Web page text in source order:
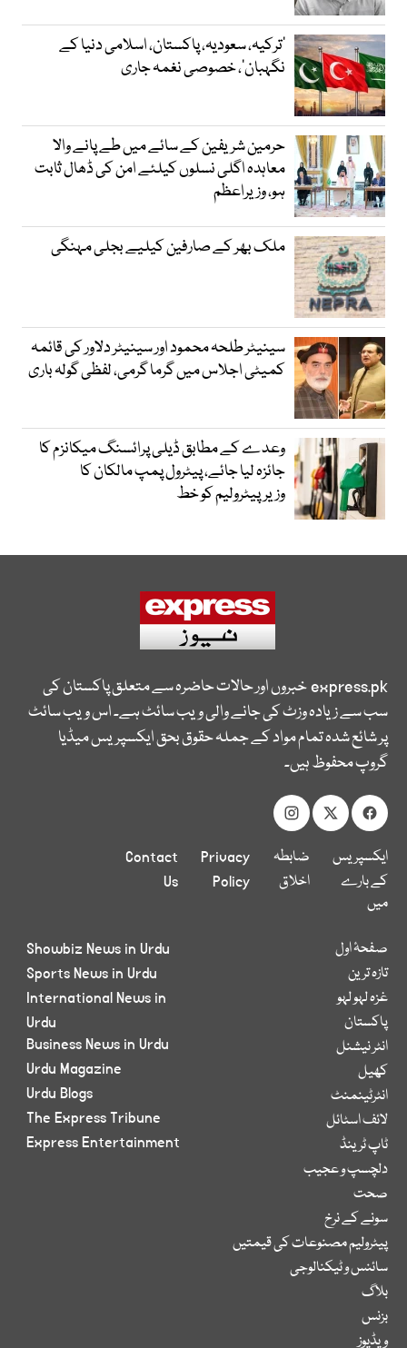
‘ترکیہ، سعودیہ، پاکستان، اسلامی دنیا کے
نگہبان’، خصوصی نغمہ جاری
حرمین شریفین کے سائے میں طے پانے والا
معاہدہ اگلی نسلوں کیلئے امن کی ڈھال ثابت
ہو، وزیراعظم
ملک بھر کے صارفین کیلیے بجلی مہنگی
سینیٹر طلحہ محمود اور سینیٹر دلاور کی قائمہ
کمیٹی اجلاس میں گرما گرمی، لفظی گولہ باری
وعدے کے مطابق ڈیلی پرائسنگ میکانزم کا
جائزہ لیا جائے، پیٹرول پمپ مالکان کا
وزیرپیٹرولیم کو خط
express.pkخبروں اور حالات حاضرہ سے متعلق پاکستان کی
سب سے زیادہ وزٹ کی جانے والی ویب سائٹ ہے۔ اس ویب سائٹ
پر شائع شدہ تمام مواد کے جملہ حقوق بحق ایکسپریس میڈیا
گروپ محفوظ ہیں۔
ایکسپریس
کے بارے
میں
ضابطہ
اخلاق
Privacy
Policy
Contact
Us
صفحۂ اول
تازہ ترین
غزہ لہو لہو
پاکستان
انٹر نیشنل
کھیل
انٹرٹینمنٹ
لائف اسٹائل
ٹاپ ٹرینڈ
دلچسپ و عجیب
صحت
سونے کے نرخ
پیٹرولیم مصنوعات کی قیمتیں
سائنس و ٹیکنالوجی
بلاگ
بزنس
ویڈیوز
Showbiz News in Urdu
Sports News in Urdu
International News in
Urdu
Business News in Urdu
Urdu Magazine
Urdu Blogs
The Express Tribune
Express Entertainment